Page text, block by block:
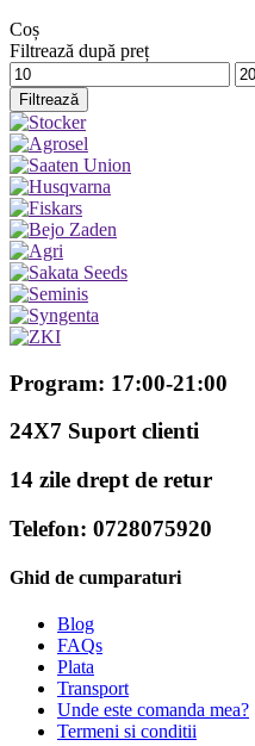
Coș
Filtrează după preț
Preț
minim
Preț
Filtrează
Program: 17:00-21:00
24X7 Suport clienti
14 zile drept de retur
Telefon: 0728075920
Ghid de cumparaturi
Blog
FAQs
Plata
Transport
Unde este comanda mea?
Termeni si conditii